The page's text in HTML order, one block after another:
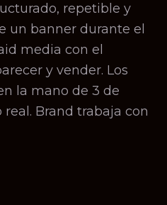
repetible y
un banner durante el
media con el
y vender. Los
la mano de 3 de
Brand trabaja con